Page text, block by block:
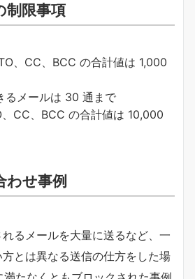
制限事項
、CC、BCC の合計値は 1,000
るメールは 30 通まで
、CC、BCC の合計値は 10,000
わせ事例
るメールを大量に送るなど、一
とは異なる送信の仕方をした場